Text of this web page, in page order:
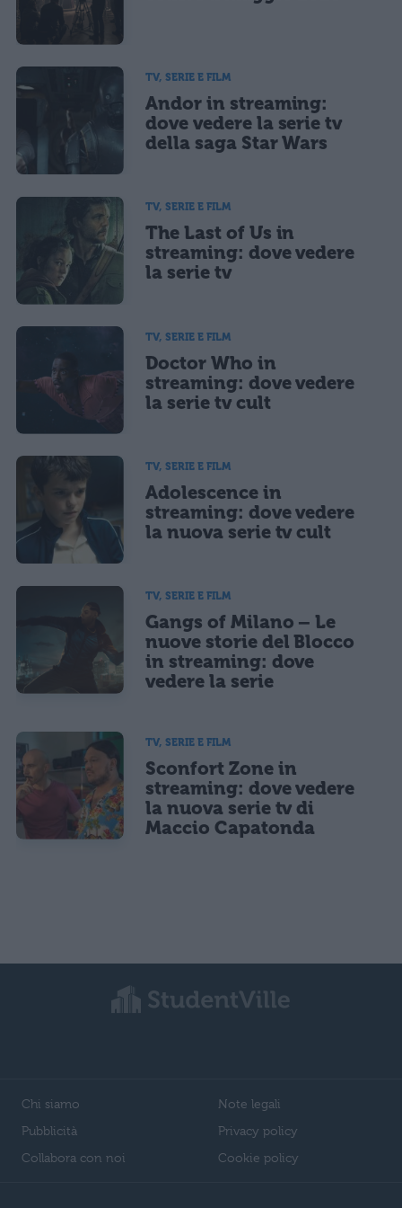
TV, SERIE E FILM
Andor in streaming:
dove vedere la serie tv
della saga Star Wars
TV, SERIE E FILM
The Last of Us in
streaming: dove vedere
la serie tv
TV, SERIE E FILM
Doctor Who in
streaming: dove vedere
la serie tv cult
TV, SERIE E FILM
Adolescence in
streaming: dove vedere
la nuova serie tv cult
TV, SERIE E FILM
Gangs of Milano – Le
nuove storie del Blocco
in streaming: dove
vedere la serie
TV, SERIE E FILM
Sconfort Zone in
streaming: dove vedere
la nuova serie tv di
Maccio Capatonda
Chi siamo
Pubblicità
Collabora con noi
Note legali
Privacy policy
Cookie policy